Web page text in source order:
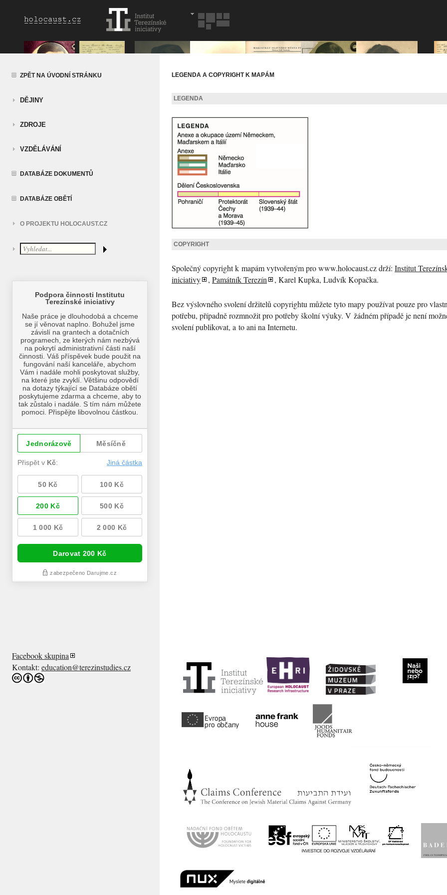
ZPĚT NA ÚVODNÍ STRÁNKU
DĚJINY
ZDROJE
VZDĚLÁVÁNÍ
DATABÁZE DOKUMENTŮ
DATABÁZE OBĚTÍ
O PROJEKTU HOLOCAUST.CZ
LEGENDA A COPYRIGHT K MAPÁM
LEGENDA
COPYRIGHT
Společný copyright k mapám vytvořeným pro www.holocaust.cz drží: Institut
iniciativy
, Památník Terezín , Karel Kupka, Ludvík Kopačka.
Bez výslovného svolení držitelů copyrightu můžete tyto mapy používat pouze pro
potřebu, případně rozmnožit pro potřeby školní výuky. V žádném případě je není
svolení publikovat, a to ani na Internetu.
Facebook skupina
Kontakt: education@terezinstudies.cz